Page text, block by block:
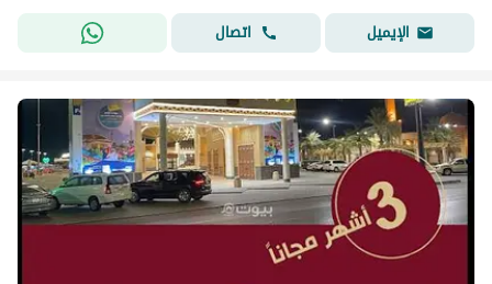
الإيميل
اتصال